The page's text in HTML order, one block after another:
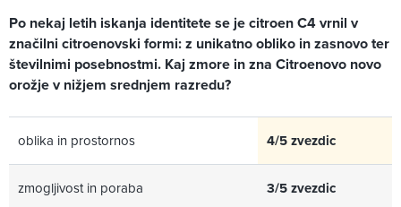
Po nekaj letih iskanja identitete se je citroen C4 vrnil v
značilni citroenovski formi: z unikatno obliko in zasnovo ter
številnimi posebnostmi. Kaj zmore in zna Citroenovo novo
orožje v nižjem srednjem razredu?
oblika in prostornos 4/5 zvezdic
zmogljivost in poraba 3/5 zvezdic